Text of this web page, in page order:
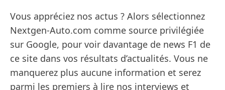
Vous appréciez nos actus ? Alors sélectionnez
Nextgen-Auto.com comme source privilégiée
sur Google, pour voir davantage de news F1 de
ce site dans vos résultats d’actualités. Vous ne
manquerez plus aucune information et serez
parmi les premiers à lire nos interviews et